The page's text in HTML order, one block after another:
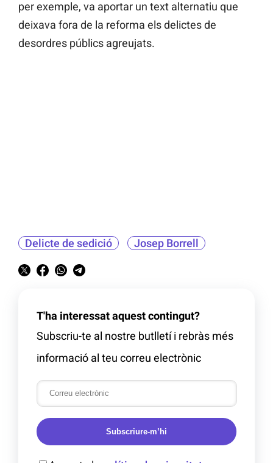
per exemple, va aportar un text alternatiu que
deixava fora de la reforma els delictes de
desordres públics agreujats.
Delicte de sedició Josep Borrell
T'ha interessat aquest contingut?
Subscriu-te al nostre butlletí i rebràs més
informació al teu correu electrònic
Subscriure-m’hi